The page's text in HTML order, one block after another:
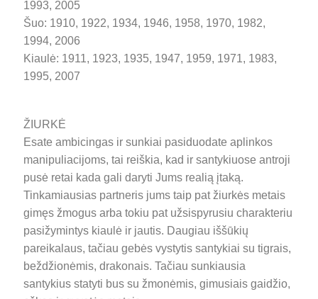
1993, 2005
Šuo: 1910, 1922, 1934, 1946, 1958, 1970, 1982,
1994, 2006
Kiaulė: 1911, 1923, 1935, 1947, 1959, 1971, 1983,
1995, 2007
ŽIURKĖ
Esate ambicingas ir sunkiai pasiduodate aplinkos
manipuliacijoms, tai reiškia, kad ir santykiuose antroji
pusė retai kada gali daryti Jums realią įtaką.
Tinkamiausias partneris jums taip pat žiurkės metais
gimęs žmogus arba tokiu pat užsispyrusiu charakteriu
pasižymintys kiaulė ir jautis. Daugiau iššūkių
pareikalaus, tačiau gebės vystytis santykiai su tigrais,
beždžionėmis, drakonais. Tačiau sunkiausia
santykius statyti bus su žmonėmis, gimusiais gaidžio,